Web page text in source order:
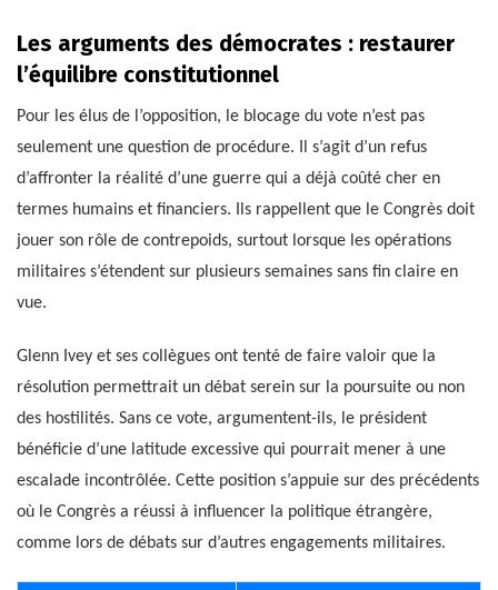
Les arguments des démocrates : restaurer
l’équilibre constitutionnel
Pour les élus de l’opposition, le blocage du vote n’est pas
seulement une question de procédure. Il s’agit d’un refus
d’affronter la réalité d’une guerre qui a déjà coûté cher en
termes humains et financiers. Ils rappellent que le Congrès doit
jouer son rôle de contrepoids, surtout lorsque les opérations
militaires s’étendent sur plusieurs semaines sans fin claire en
vue.
Glenn Ivey et ses collègues ont tenté de faire valoir que la
résolution permettrait un débat serein sur la poursuite ou non
des hostilités. Sans ce vote, argumentent-ils, le président
bénéficie d’une latitude excessive qui pourrait mener à une
escalade incontrôlée. Cette position s’appuie sur des précédents
où le Congrès a réussi à influencer la politique étrangère,
comme lors de débats sur d’autres engagements militaires.